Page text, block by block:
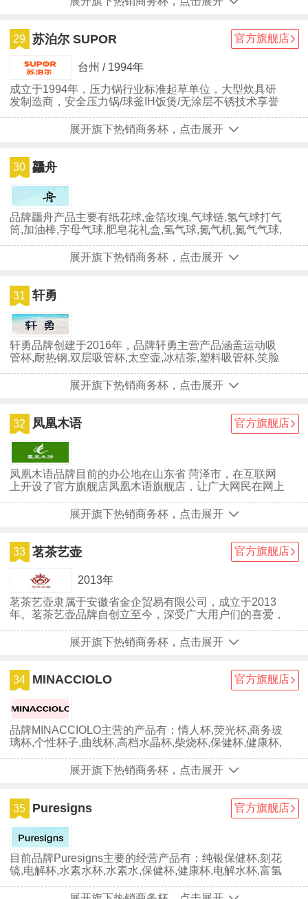
错的成绩，但并没有放慢前进的步伐，仍在为成为行业中
29 苏泊尔 SUPOR 官方旗舰店
台州 / 1994年
成立于1994年，压力锅行业标准起草单位，大型炊具研
发制造商，安全压力锅/球釜IH饭煲/无涂层不锈技术享誉
展开旗下热销商务杯，点击展开
30 龘舟
品牌龘舟产品主要有纸花球,金箔玫瑰,气球链,氢气球打气
筒,加油棒,字母气球,肥皂花礼盒,氢气球,氮气机,氮气气球,
展开旗下热销商务杯，点击展开
31 轩勇
轩勇品牌创建于2016年，品牌轩勇主营产品涵盖运动吸
管杯,耐热钢,双层吸管杯,太空壶,冰桔茶,塑料吸管杯,笑脸
展开旗下热销商务杯，点击展开
32 凤凰木语 官方旗舰店
凤凰木语品牌目前的办公地在山东省 菏泽市，在互联网
上开设了官方旗舰店凤凰木语旗舰店，让广大网民在网上
创立至今，深受广大用户们的喜爱，虽然凤凰木语已经取
得一些不错的成绩，但并没有放慢前进的步伐，仍在为成
展开旗下热销商务杯，点击展开
33 茗茶艺壶 官方旗舰店
2013年
茗茶艺壶隶属于安徽省金企贸易有限公司，成立于2013
年。茗茶艺壶品牌自创立至今，深受广大用户们的喜爱，
进的步伐，仍在为成为行业中的最顶尖品牌努力。
展开旗下热销商务杯，点击展开
34 MINACCIOLO 官方旗舰店
品牌MINACCIOLO主营的产品有：情人杯,荧光杯,商务玻
璃杯,个性杯子,曲线杯,高档水晶杯,柴烧杯,保健杯,健康杯,
展开旗下热销商务杯，点击展开
35 Puresigns 官方旗舰店
目前品牌Puresigns主要的经营产品有：纯银保健杯,刻花
镜,电解杯,水素水杯,水素水,保健杯,健康杯,电解水杯,富氢